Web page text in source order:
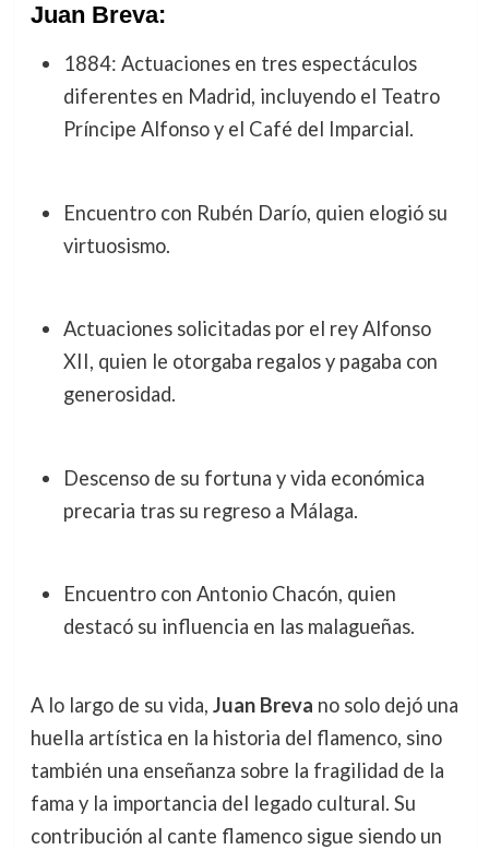
Juan Breva:
1884: Actuaciones en tres espectáculos
diferentes en Madrid, incluyendo el Teatro
Príncipe Alfonso y el Café del Imparcial.
Encuentro con Rubén Darío, quien elogió su
virtuosismo.
Actuaciones solicitadas por el rey Alfonso
XII, quien le otorgaba regalos y pagaba con
generosidad.
Descenso de su fortuna y vida económica
precaria tras su regreso a Málaga.
Encuentro con Antonio Chacón, quien
destacó su influencia en las malagueñas.
A lo largo de su vida, Juan Breva no solo dejó una
huella artística en la historia del flamenco, sino
también una enseñanza sobre la fragilidad de la
fama y la importancia del legado cultural. Su
contribución al cante flamenco sigue siendo un